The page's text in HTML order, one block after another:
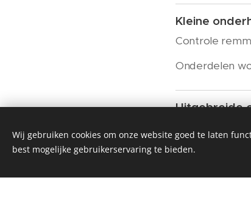
Kleine
Controle
Onderdelen
Uitgebreide
Wij gebruiken cookies om onze website goed te laten
best mogelijke gebruikerservaring te bieden.